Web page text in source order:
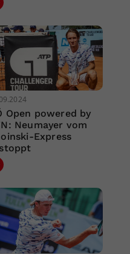
Open powered by
Neumayer vom
Express